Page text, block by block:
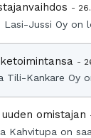
-
Jussi Oy on
-
Tili-Kankare Oy
omistajan
Kahvitupa on